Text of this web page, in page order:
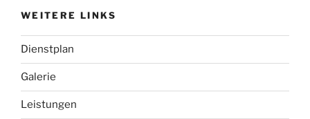
WEITERE LINKS
Dienstplan
Galerie
Leistungen